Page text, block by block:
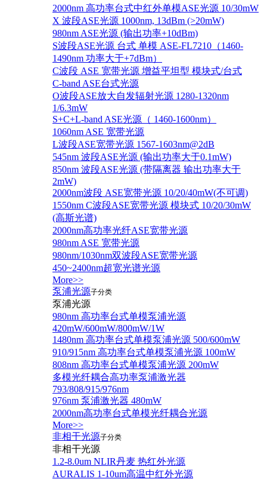
2000nm 高功率台式中红外单模ASE光源 10/30mW
X 波段ASE光源 1000nm, 13dBm (>20mW)
980nm ASE光源 (输出功率+10dBm)
S波段ASE光源 台式 单模 ASE-FL7210（1460-
1490nm 功率大于+7dBm）
C波段 ASE 宽带光源 增益平坦型 模块式/台式
C-band ASE台式光源
O波段ASE放大自发辐射光源 1280-1320nm
1/6.3mW
S+C+L-band ASE光源（ 1460-1600nm）
1060nm ASE 宽带光源
L波段ASE宽带光源 1567-1603nm@2dB
545nm 波段ASE光源 (输出功率大于0.1mW)
850nm 波段ASE光源 (带隔离器 输出功率大于
2mW)
2000nm波段 ASE宽带光源 10/20/40mW(不可调)
1550nm C波段ASE宽带光源 模块式 10/20/30mW
(高斯光谱)
2000nm高功率光纤ASE宽带光源
980nm ASE 宽带光源
980nm/1030nm双波段ASE宽带光源
450~2400nm超宽光谱光源
More>>
泵浦光源子分类
泵浦光源
980nm 高功率台式单模泵浦光源
420mW/600mW/800mW/1W
1480nm 高功率台式单模泵浦光源 500/600mW
910/915nm 高功率台式单模泵浦光源 100mW
808nm 高功率台式单模泵浦光源 200mW
多模光纤耦合高功率泵浦激光器
793/808/915/976nm
976nm 泵浦激光器 480mW
2000nm高功率台式单模光纤耦合光源
More>>
非相干光源子分类
非相干光源
1.2-8.0um NLIR丹麦 热红外光源
AURALIS 1-10um高温中红外光源